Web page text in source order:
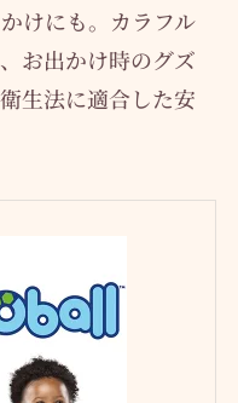
けにも。カラフル
お出かけ時のグズ
生法に適合した安